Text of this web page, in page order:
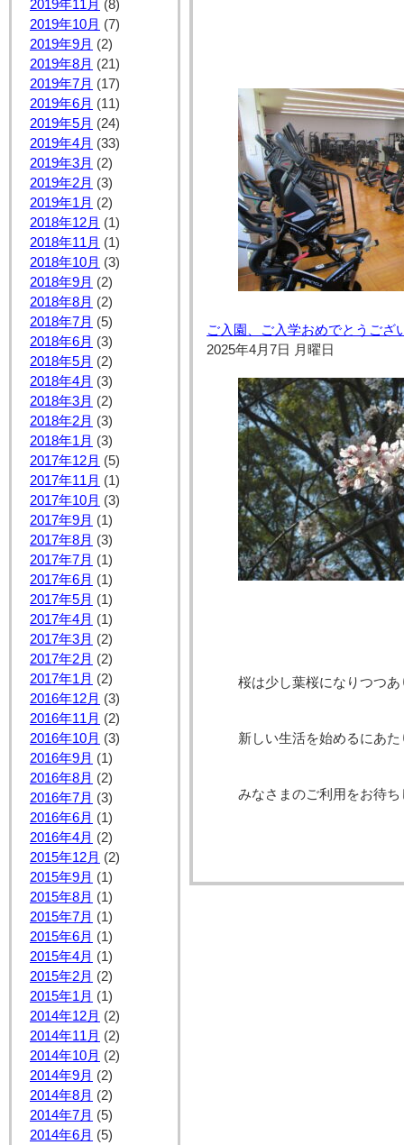
2019年11月 (8)
2019年10月 (7)
2019年9月 (2)
2019年8月 (21)
2019年7月 (17)
2019年6月 (11)
2019年5月 (24)
2019年4月 (33)
2019年3月 (2)
2019年2月 (3)
2019年1月 (2)
2018年12月 (1)
2018年11月 (1)
2018年10月 (3)
2018年9月 (2)
2018年8月 (2)
2018年7月 (5)
2018年6月 (3)
2018年5月 (2)
2018年4月 (3)
2018年3月 (2)
2018年2月 (3)
2018年1月 (3)
2017年12月 (5)
2017年11月 (1)
2017年10月 (3)
2017年9月 (1)
2017年8月 (3)
2017年7月 (1)
2017年6月 (1)
2017年5月 (1)
2017年4月 (1)
2017年3月 (2)
2017年2月 (2)
2017年1月 (2)
2016年12月 (3)
2016年11月 (2)
2016年10月 (3)
2016年9月 (1)
2016年8月 (2)
2016年7月 (3)
2016年6月 (1)
2016年4月 (2)
2015年12月 (2)
2015年9月 (1)
2015年8月 (1)
2015年7月 (1)
2015年6月 (1)
2015年4月 (1)
2015年2月 (2)
2015年1月 (1)
2014年12月 (2)
2014年11月 (2)
2014年10月 (2)
2014年9月 (2)
2014年8月 (2)
2014年7月 (5)
2014年6月 (5)
ご入園、ご入学おめでとうござ
2025年4月7日 月曜日
桜は少し葉桜になりつつ
新しい生活を始めるにあ
みなさまのご利用をお待